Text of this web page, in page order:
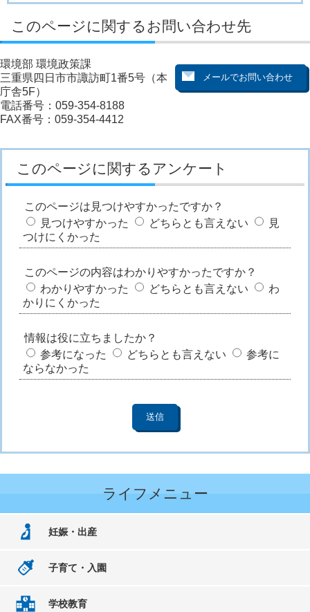
このページに関するお問い合わせ先
環境部 環境政策課
三重県四日市市諏訪町1番5号（本
庁舎5F）
電話番号：059-354-8188
FAX番号：059-354-4412
このページに関するアンケート
このページは見つけやすかったですか？
見つけやすかった
どちらとも言えない
見
つけにくかった
このページの内容はわかりやすかったですか？
わかりやすかった
どちらとも言えない
わ
かりにくかった
情報は役に立ちましたか？
参考になった
どちらとも言えない
参考に
ならなかった
ライフメニュー
妊娠・出産
子育て・入園
学校教育